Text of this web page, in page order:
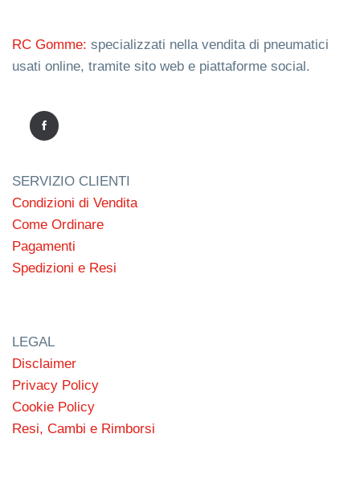
RC Gomme: specializzati nella vendita di pneumatici
usati online, tramite sito web e piattaforme social.
SERVIZIO CLIENTI
Condizioni di Vendita
Come Ordinare
Pagamenti
Spedizioni e Resi
LEGAL
Disclaimer
Privacy Policy
Cookie Policy
Resi, Cambi e Rimborsi